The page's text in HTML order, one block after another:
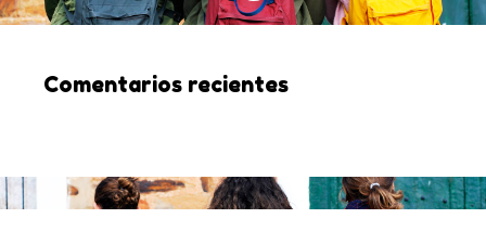
Comentarios recientes